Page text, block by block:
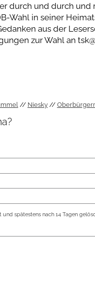
durch und durch
Wahl in seiner
aus der
zur Wahl an
Niesky
spätestens nach 14 Tagen